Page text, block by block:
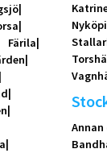
Färila